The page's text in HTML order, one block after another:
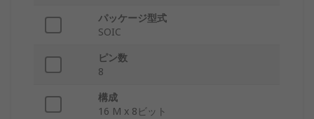
パッケージ型式
SOIC
ピン数
8
構成
16 M x 8ビット